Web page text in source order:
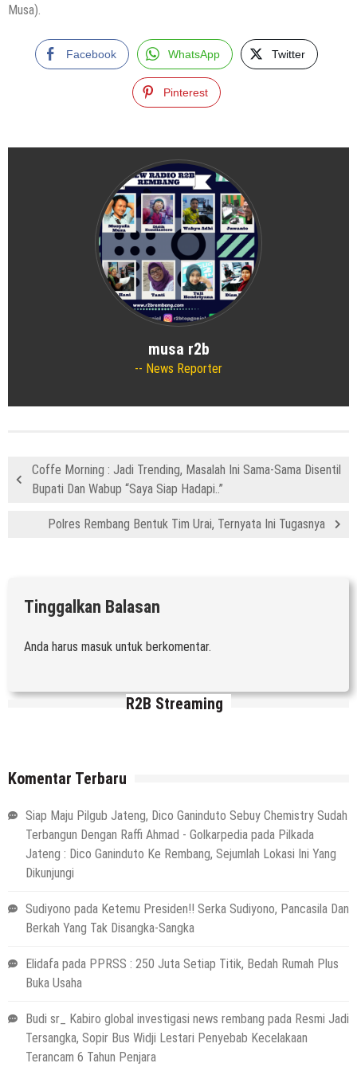
Musa).
Facebook WhatsApp Twitter
Pinterest
musa r2b
News Reporter
Coffe Morning : Jadi Trending, Masalah Ini Sama-Sama Disentil
Bupati Dan Wabup “Saya Siap Hadapi..”
Polres Rembang Bentuk Tim Urai, Ternyata Ini Tugasnya
Tinggalkan Balasan
Anda harus masuk untuk berkomentar.
R2B Streaming
Komentar Terbaru
Siap Maju Pilgub Jateng, Dico Ganinduto Sebuy Chemistry Sudah
Terbangun Dengan Raffi Ahmad - Golkarpedia pada Pilkada
Jateng : Dico Ganinduto Ke Rembang, Sejumlah Lokasi Ini Yang
Dikunjungi
Sudiyono pada Ketemu Presiden!! Serka Sudiyono, Pancasila Dan
Berkah Yang Tak Disangka-Sangka
Elidafa pada PPRSS : 250 Juta Setiap Titik, Bedah Rumah Plus
Buka Usaha
Budi sr_ Kabiro global investigasi news rembang pada Resmi Jadi
Tersangka, Sopir Bus Widji Lestari Penyebab Kecelakaan
Terancam 6 Tahun Penjara